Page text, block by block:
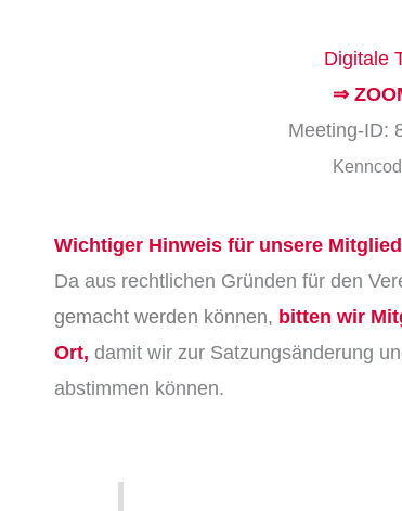
Digitale
⇒
Meeting-ID:
Wichtiger Hinweis für unsere
Da aus rechtlichen Gründen für den
gemacht werden können, bitten wir
Ort, damit wir zur Satzungsänderung
abstimmen können.